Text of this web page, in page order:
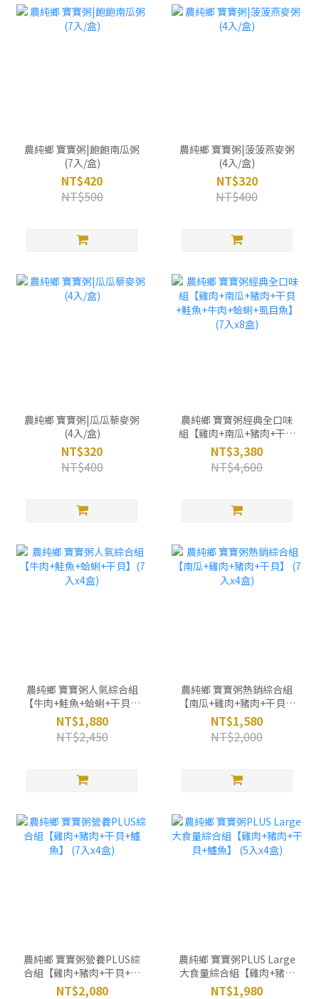
農純鄉 寶寶粥|飽飽南瓜粥
(7入/盒)
NT$420
NT$500
農純鄉 寶寶粥|菠菠燕麥粥
(4入/盒)
NT$320
NT$400
農純鄉 寶寶粥|瓜瓜藜麥粥
(4入/盒)
NT$320
NT$400
農純鄉 寶寶粥經典全口味
組【雞肉+南瓜+豬肉+干貝
+鮭魚+牛肉+蛤蜊+虱目
魚】(7入x8盒)
NT$3,380
NT$4,600
農純鄉 寶寶粥人氣綜合組
【牛肉+鮭魚+蛤蜊+干貝】
(7入x4盒)
NT$1,880
NT$2,450
農純鄉 寶寶粥熱銷綜合組
【南瓜+雞肉+豬肉+干貝】
(7入x4盒)
NT$1,580
NT$2,000
農純鄉 寶寶粥營養PLUS綜
合組【雞肉+豬肉+干貝+鱸
魚】 (7入x4盒)
NT$2,080
農純鄉 寶寶粥PLUS Large
大食量綜合組【雞肉+豬肉
+干貝+鱸魚】 (5入x4盒)
NT$1,980